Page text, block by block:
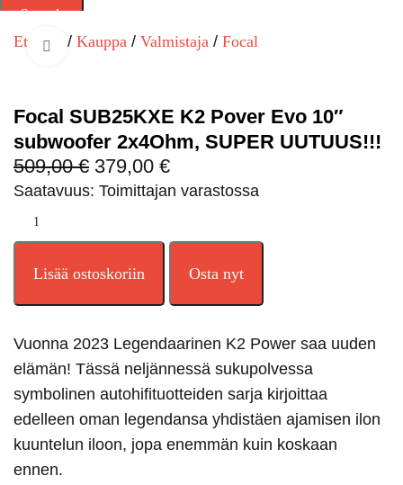
Search
Etusivu
Kauppa Valmistaja Focal
Click to enlarge
Focal SUB25KXE K2 Pover Evo 10″
subwoofer 2x4Ohm, SUPER UUTUUS!!!
509,00€ 379,00 €
Saatavuus: Toimittajan varastossa
Lisää ostoskoriin Osta nyt
Vuonna 2023 Legendaarinen K2 Power saa uuden
elämän! Tässä neljännessä sukupolvessa
symbolinen autohifituotteiden sarja kirjoittaa
edelleen oman legendansa yhdistäen ajamisen ilon
kuuntelun iloon, jopa enemmän kuin koskaan
ennen.